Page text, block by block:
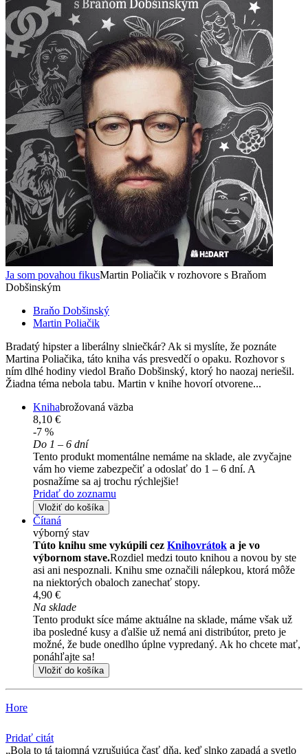
Ja som povahou fikusMartin Poliačik v rozhovore s Braňom
Dobšinským
Braňo Dobšinský
Martin Poliačik
Bradatý hipster a liberálny slniečkár? Ak si myslíte, že poznáte
Martina Poliačika, táto kniha vás presvedčí o opaku. Rozhovor s
ním dlhé hodiny viedol Braňo Dobšinský, ktorý ho naozaj neriešil.
Žiadna téma nebola tabu. Martin v knihe hovorí otvorene...
Knihabrožovaná väzba
8,10 €
-7 %
Do 1 – 6 dní
Tento produkt momentálne nemáme na sklade, ale zvyčajne
vám ho vieme zabezpečiť a odoslať do 1 – 6 dní. A
posnažíme sa aj trochu rýchlejšie!
Pridať do zoznamu
Vložiť do košíka
Čítaná
výborný stav
Túto knihu sme vykúpili cez Knihovrátok a je vo
výbornom stave.Rozdiel medzi touto knihou a novou by ste
asi ani nespoznali. Knihu sme označili nálepkou, ktorá môže
na niektorých obaloch zanechať stopy.
4,90 €
Na sklade
Tento produkt síce máme aktuálne na sklade, máme však už
iba posledné kusy a ďalšie už nemá ani distribútor, preto je
možné, že bude onedlho úplne vypredaný. Ak ho chcete mať,
ponáhľajte sa!
Vložiť do košíka
Hore
Pridať citát
Bola to tá tajomná vzrušujúca časť dňa, keď slnko zapadá a svetlo